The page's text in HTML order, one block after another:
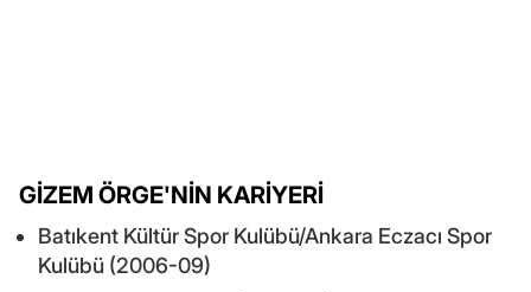
GİZEM ÖRGE'NİN KARİYERİ
Batıkent Kültür Spor Kulübü/Ankara Eczacı Spor
Kulübü (2006-09)